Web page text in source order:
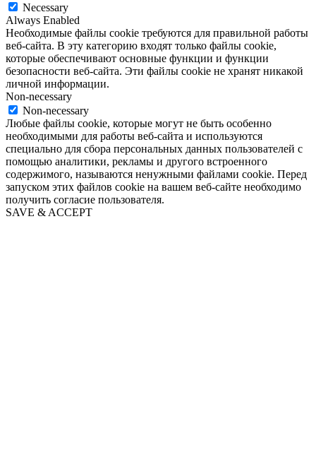
Necessary
Always Enabled
Необходимые файлы cookie требуются для правильной работы
веб-сайта. В эту категорию входят только файлы cookie,
которые обеспечивают основные функции и функции
безопасности веб-сайта. Эти файлы cookie не хранят никакой
личной информации.
Non-necessary
Non-necessary
Любые файлы cookie, которые могут не быть особенно
необходимыми для работы веб-сайта и используются
специально для сбора персональных данных пользователей с
помощью аналитики, рекламы и другого встроенного
содержимого, называются ненужными файлами cookie. Перед
запуском этих файлов cookie на вашем веб-сайте необходимо
получить согласие пользователя.
SAVE & ACCEPT